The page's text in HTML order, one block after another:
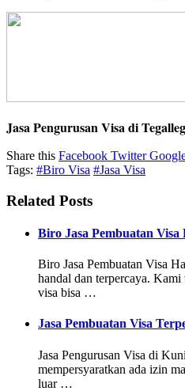
Jasa Pengurusan Visa di
Share this Facebook Twitter
Tags: #Biro Visa #Jasa Visa
Related Posts
Biro Jasa Pembuatan Visa
Biro Jasa Pembuatan Visa
handal dan terpercaya.
visa bisa …
Jasa Pembuatan Visa
Jasa Pengurusan Visa di
mempersyaratkan ada izin
luar …